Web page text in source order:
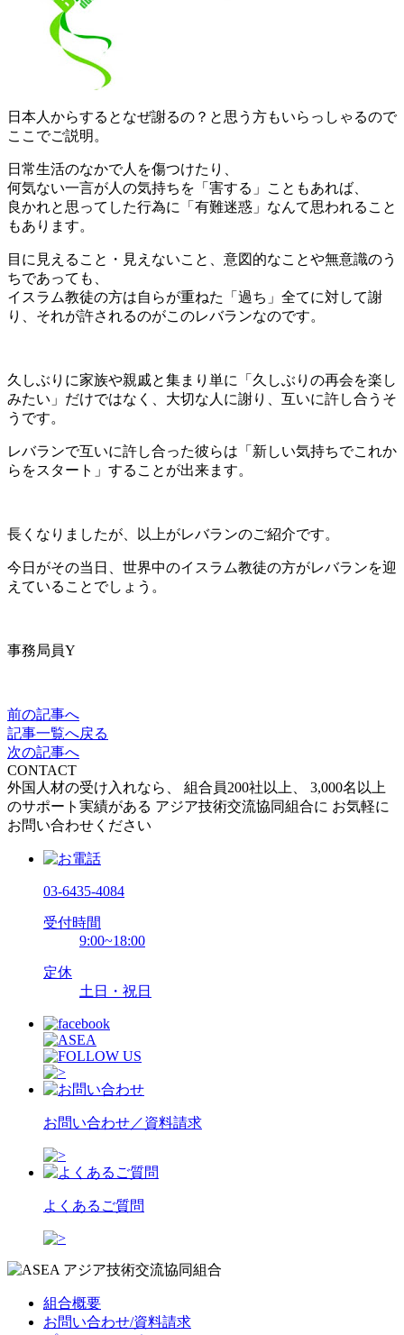
日本人からするとなぜ謝るの？と思う方もいらっしゃるので
ここでご説明。
日常生活のなかで人を傷つけたり、
何気ない一言が人の気持ちを「害する」こともあれば、
良かれと思ってした行為に「有難迷惑」なんて思われること
もあります。
目に見えること・見えないこと、意図的なことや無意識のう
ちであっても、
イスラム教徒の方は自らが重ねた「過ち」全てに対して謝
り、それが許されるのがこのレバランなのです。
久しぶりに家族や親戚と集まり単に「久しぶりの再会を楽し
みたい」だけではなく、大切な人に謝り、互いに許し合うそ
うです。
レバランで互いに許し合った彼らは「新しい気持ちでこれか
らをスタート」することが出来ます。
長くなりましたが、以上がレバランのご紹介です。
今日がその当日、世界中のイスラム教徒の方がレバランを迎
えていることでしょう。
事務局員Y
前の記事へ
記事一覧へ戻る
次の記事へ
CONTACT
外国人材の受け入れなら、
組合員200社以上、
3,000名以上
のサポート実績がある アジア技術交流協同組合に お気軽に
お問い合わせください
03-6435-4084
受付時間
9:00~18:00
定休
土日・祝日
お問い合わせ／資料請求
よくあるご質問
組合概要
お問い合わせ/資料請求